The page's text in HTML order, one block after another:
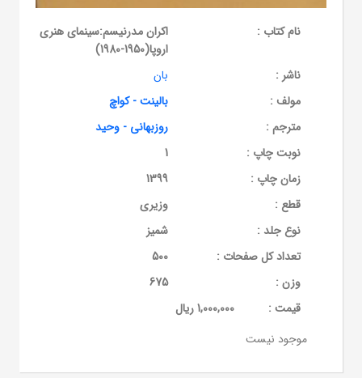
نام کتاب :
اکران مدرنیسم:سینمای هنری
اروپا(1950-1980)
ناشر :
بان
مولف :
بالینت - کواچ
مترجم :
روزبهانی - وحید
نوبت چاپ :
1
زمان چاپ :
1399
قطع :
وزیری
نوع جلد :
شمیز
تعداد کل صفحات :
500
وزن :
675
قيمت :
1,000,000 ریال
موجود نیست